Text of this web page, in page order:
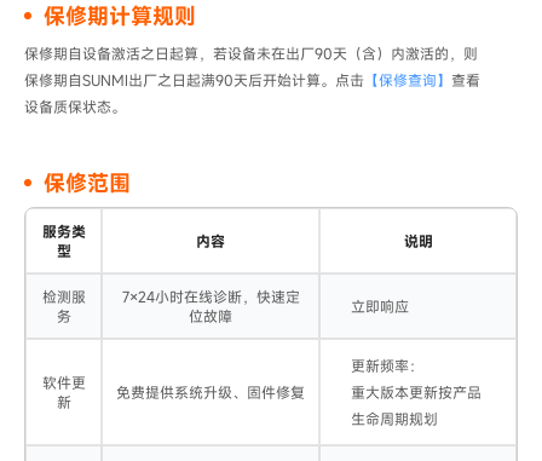
保修期计算规则
保修期自设备激活之日起算，若设备未在出厂90天（含）内激活的，则
保修期自SUNMI出厂之日起满90天后开始计算。点击 【保修查询】 查看
设备质保状态。
保修范围
服务类
型
内容 说明
检测服
务
7×24小时在线诊断，快速定
位故障
立即响应
软件更
新​
免费提供系统升级、固件修复
更新频率：
重大版本更新按产品
生命周期规划